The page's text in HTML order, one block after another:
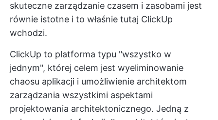
skuteczne zarządzanie czasem i zasobami jest
równie istotne i to właśnie tutaj ClickUp
wchodzi.
ClickUp to platforma typu "wszystko w
jednym", której celem jest wyeliminowanie
chaosu aplikacji i umożliwienie architektom
zarządzania wszystkimi aspektami
projektowania architektonicznego. Jedną z